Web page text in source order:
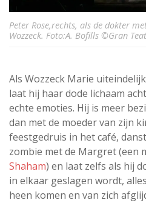
Peter Rose,rechts, als de dokter
Wozzeck. Foto:A. Bofills ©Gran
Als Wozzeck Marie
laat hij haar dode lichaam
echte emoties. Hij is meer
dan met de moeder van zijn
feestgedruis in het café,
zombie met de Margret (een
Shaham) en laat zelfs als hij
in elkaar geslagen wordt,
heen komen en van zich